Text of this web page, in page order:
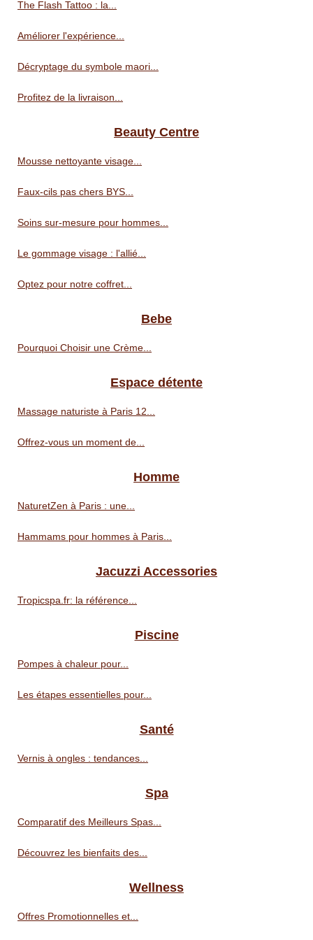
The Flash Tattoo : la...
Améliorer l'expérience...
Décryptage du symbole maori...
Profitez de la livraison...
Beauty Centre
Mousse nettoyante visage...
Faux-cils pas chers BYS...
Soins sur-mesure pour hommes...
Le gommage visage : l'allié...
Optez pour notre coffret...
Bebe
Pourquoi Choisir une Crème...
Espace détente
Massage naturiste à Paris 12...
Offrez-vous un moment de...
Homme
NaturetZen à Paris : une...
Hammams pour hommes à Paris...
Jacuzzi Accessories
Tropicspa.fr: la référence...
Piscine
Pompes à chaleur pour...
Les étapes essentielles pour...
Santé
Vernis à ongles : tendances...
Spa
Comparatif des Meilleurs Spas...
Découvrez les bienfaits des...
Wellness
Offres Promotionnelles et...